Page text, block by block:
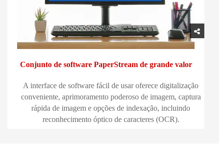
Conjunto de software PaperStream de grande valor
A interface de software fácil de usar oferece digitalização
conveniente, aprimoramento poderoso de imagem, captura
rápida de imagem e opções de indexação, incluindo
reconhecimento óptico de caracteres (OCR).